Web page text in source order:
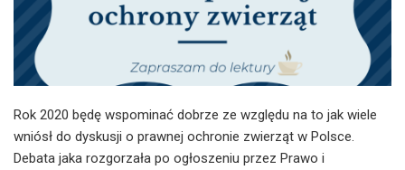
Rok 2020 będę wspominać dobrze ze względu na to jak wiele
wniósł do dyskusji o prawnej ochronie zwierząt w Polsce.
Debata jaka rozgorzała po ogłoszeniu przez Prawo i